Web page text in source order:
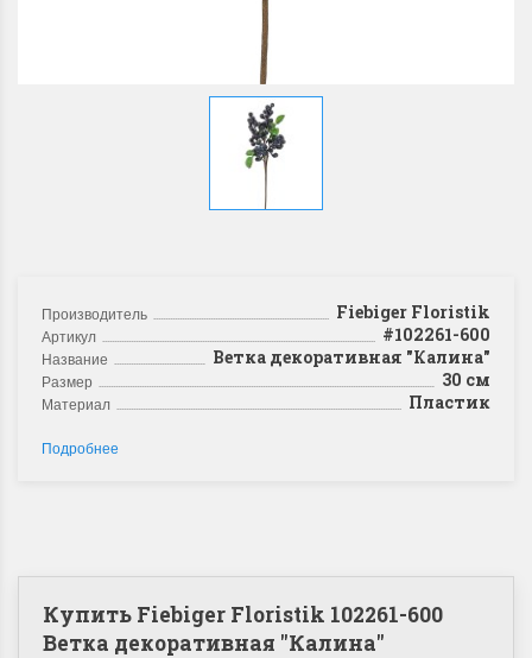
Производитель Fiebiger Floristik
Артикул #102261-600
Название Ветка декоративная "Калина"
Размер 30 см
Материал Пластик
Подробнее
Купить Fiebiger Floristik 102261-600
Ветка декоративная "Калина"